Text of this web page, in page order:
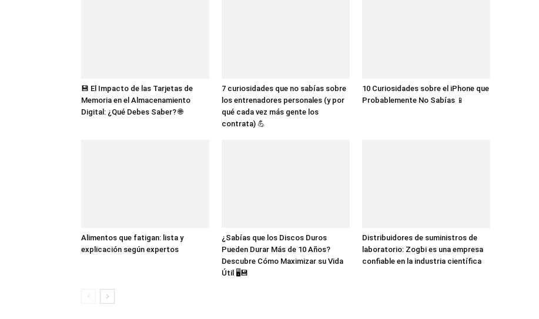
💾 El Impacto de las Tarjetas de
Memoria en el Almacenamiento
Digital: ¿Qué Debes Saber? 🌐
7 curiosidades que no sabías sobre
los entrenadores personales (y por
qué cada vez más gente los
contrata) 💪
10 Curiosidades sobre el iPhone que
Probablemente No Sabías 📱
Alimentos que fatigan: lista y
explicación según expertos
¿Sabías que los Discos Duros
Pueden Durar Más de 10 Años?
Descubre Cómo Maximizar su Vida
Útil 🖥️💾
Distribuidores de suministros de
laboratorio: Zogbi es una empresa
confiable en la industria científica